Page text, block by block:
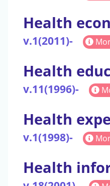
Health
v.1(2011)-
Health
v.11(1996)-
Health
v.1(1998)-
Health